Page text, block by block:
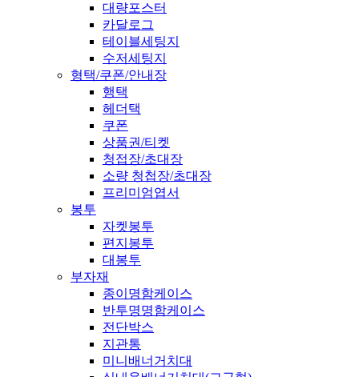
대량포스터
카달로그
테이블세팅지
수저세팅지
형택/쿠폰/안내장
행택
헤더택
쿠폰
상품권/티켓
청접장/초대장
소량 청첩장/초대장
프리미엄엽서
봉투
자켓봉투
편지봉투
대봉투
부자재
종이명함케이스
반투명명함케이스
전단박스
지관통
미니배너거치대